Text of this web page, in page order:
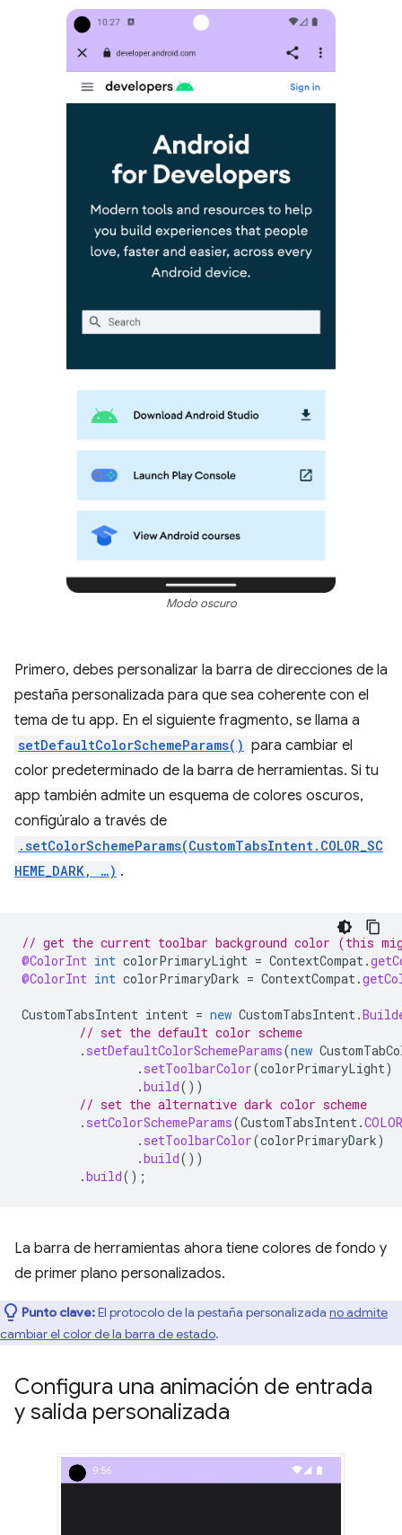
Modo oscuro
Primero, debes personalizar la barra de direcciones de la
pestaña personalizada para que sea coherente con el
tema de tu app. En el siguiente fragmento, se llama a
setDefaultColorSchemeParams() para cambiar el
color predeterminado de la barra de herramientas. Si tu
app también admite un esquema de colores oscuros,
configúralo a través de
.setColorSchemeParams(CustomTabsIntent.COLOR_SC
HEME_DARK, …) .
// get the current toolbar background color (this
@ColorInt int colorPrimaryLight = ContextCompat.
@ColorInt int colorPrimaryDark = ContextCompat.
CustomTabsIntent intent = new CustomTabsIntent.
// set the default color scheme
. setDefaultColorSchemeParams(new
. setToolbarColor(colorPrimaryLight)
.build())
// set the alternative dark color scheme
. setColorSchemeParams(CustomTabsIntent.
. setToolbarColor(colorPrimaryDark)
.build())
.build();
La barra de herramientas ahora tiene colores de fondo y
de primer plano personalizados.
Punto clave:El protocolo de la pestaña personalizada no admite
cambiar el color de la barra de estado.
Configura una animación de entrada
y salida personalizada